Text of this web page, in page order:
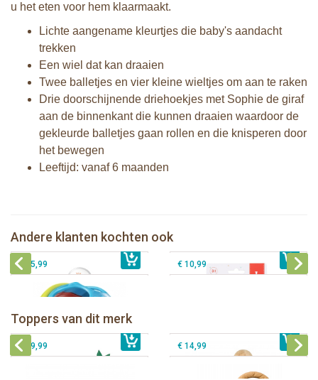
u het eten voor hem klaarmaakt.
Lichte aangename kleurtjes die baby's aandacht
trekken
Een wiel dat kan draaien
Twee balletjes en vier kleine wieltjes om aan te raken
Drie doorschijnende driehoekjes met Sophie de giraf
aan de binnenkant die kunnen draaien waardoor de
gekleurde balletjes gaan rollen en die knisperen door
het bewegen
Leeftijd: vanaf 6 maanden
Andere klanten kochten ook
€ 14,99
Sophie de giraf rammel speelbal
€ 15,99 € 10,99
Toppers van dit merk
Sophie de giraf Rollin' speelrol IEUF
€ 26,99
Sophie de giraf Activity Wheel
€ 39,99 € 14,99